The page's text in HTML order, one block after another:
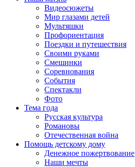
Видеосюжеты
Мир глазами детей
Мультяшки
Профориентация
Поездки и путешествия
Своими руками
Смешинки
Соревнования
События
Спектакли
Фото
Тема года
Русская культура
Романовы
Отечественная война
Помощь детскому дому
Денежное пожертвование
Наши мечты